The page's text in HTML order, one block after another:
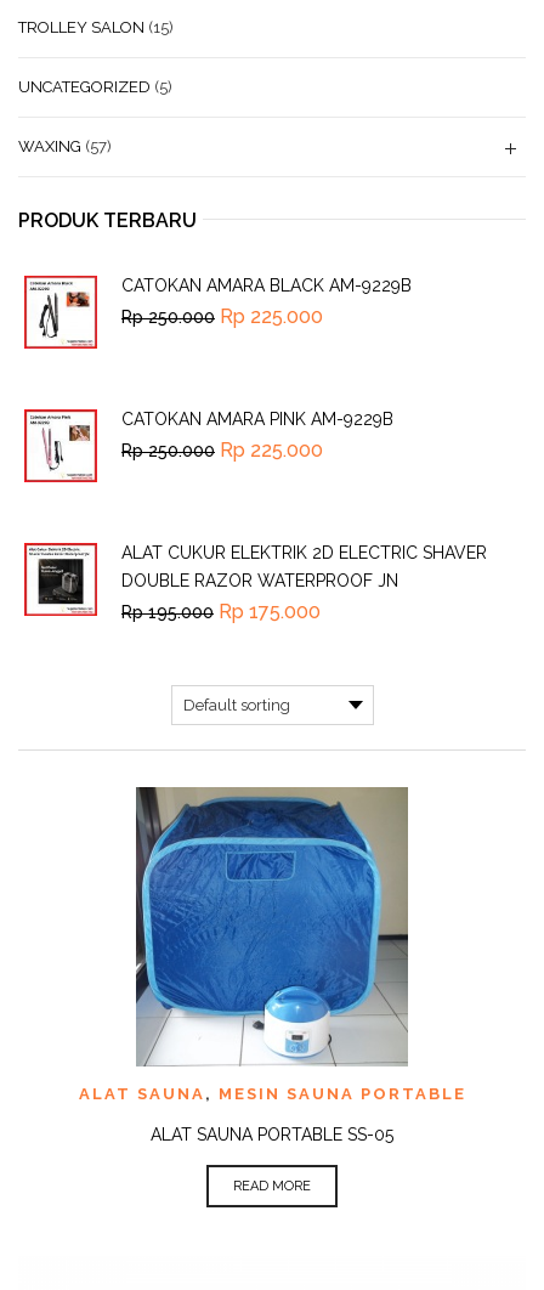
ALAT SAUNA , MESIN SAUNA PORTABLE
ALAT SAUNA PORTABLE SS-05
READ MORE
TROLLEY SALON (15)
UNCATEGORIZED (5)
WAXING (57)
PRODUK TERBARU
CATOKAN AMARA BLACK AM-9229B
Rp250.000 Rp 225.000
CATOKAN AMARA PINK AM-9229B
Rp250.000 Rp 225.000
ALAT CUKUR ELEKTRIK 2D ELECTRIC SHAVER
DOUBLE RAZOR WATERPROOF JN
Rp195.000 Rp 175.000